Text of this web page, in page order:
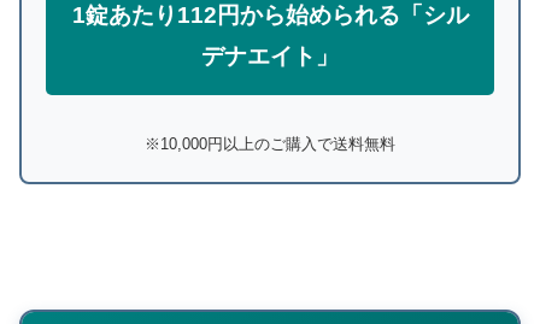
1錠あたり112円から始められる「シル
デナエイト」
※10,000円以上のご購入で送料無料